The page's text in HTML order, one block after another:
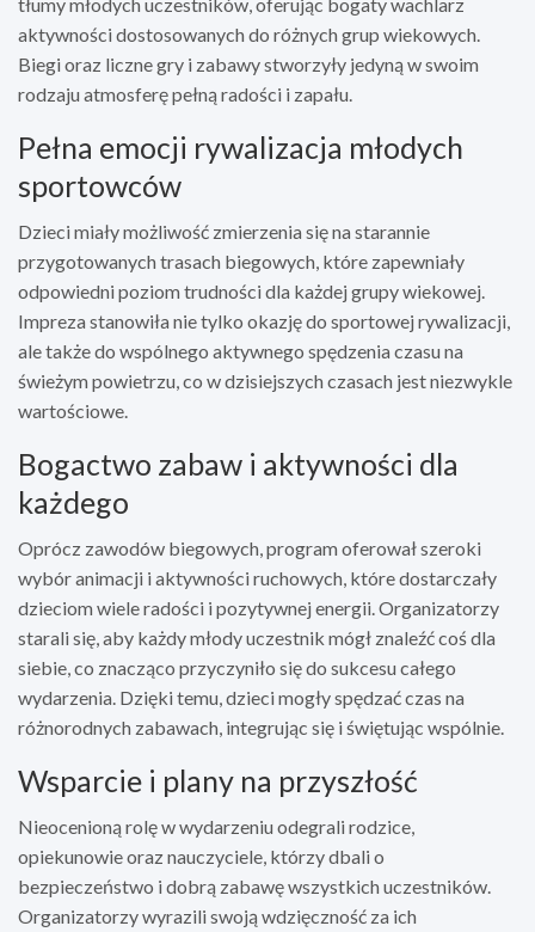
aktywności dostosowanych do różnych grup wiekowych.
Biegi oraz liczne gry i zabawy stworzyły jedyną w swoim
rodzaju atmosferę pełną radości i zapału.
Pełna emocji rywalizacja młodych
sportowców
Dzieci miały możliwość zmierzenia się na starannie
przygotowanych trasach biegowych, które zapewniały
odpowiedni poziom trudności dla każdej grupy wiekowej.
Impreza stanowiła nie tylko okazję do sportowej rywalizacji,
ale także do wspólnego aktywnego spędzenia czasu na
świeżym powietrzu, co w dzisiejszych czasach jest niezwykle
wartościowe.
Bogactwo zabaw i aktywności dla
każdego
Oprócz zawodów biegowych, program oferował szeroki
wybór animacji i aktywności ruchowych, które dostarczały
dzieciom wiele radości i pozytywnej energii. Organizatorzy
starali się, aby każdy młody uczestnik mógł znaleźć coś dla
siebie, co znacząco przyczyniło się do sukcesu całego
wydarzenia. Dzięki temu, dzieci mogły spędzać czas na
różnorodnych zabawach, integrując się i świętując wspólnie.
Wsparcie i plany na przyszłość
Nieocenioną rolę w wydarzeniu odegrali rodzice,
opiekunowie oraz nauczyciele, którzy dbali o
bezpieczeństwo i dobrą zabawę wszystkich uczestników.
Organizatorzy wyrazili swoją wdzięczność za ich